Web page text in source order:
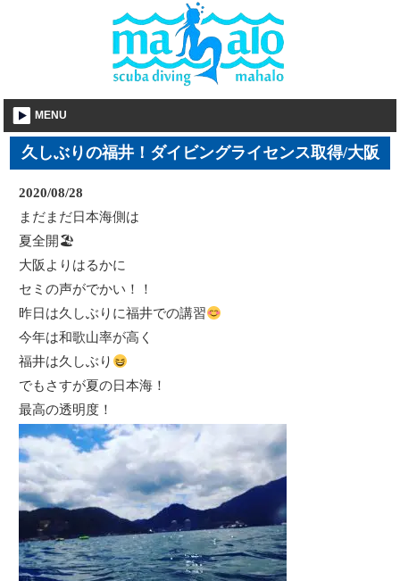
MENU
久しぶりの福井！ダイビングライセンス取得/大阪
2020/08/28
まだまだ日本海側は
夏全開🏖
大阪よりはるかに
セミの声がでかい！！
昨日は久しぶりに福井での講習
今年は和歌山率が高く
福井は久しぶり
でもさすが夏の日本海！
最高の透明度！